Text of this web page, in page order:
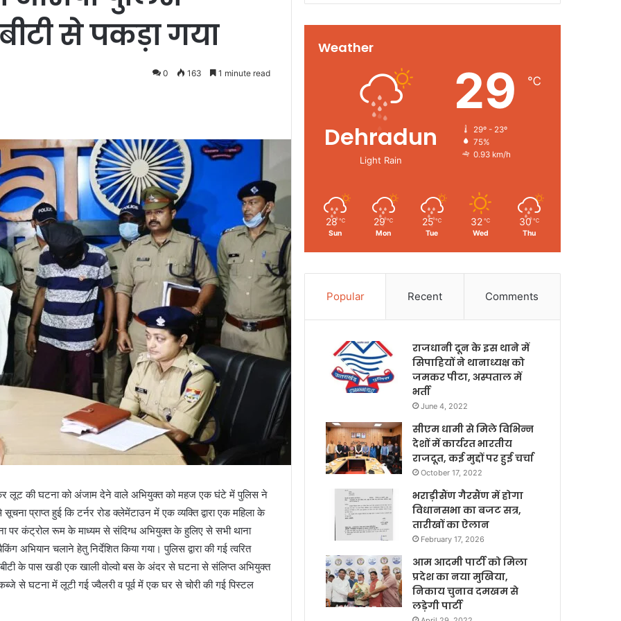
से पकड़ा गया
0 163 1 minute read
लूट की घटना को अंजाम देने वाले अभियुक्त को महज एक घंटे में पुलिस ने
प्राप्त हुई कि टर्नर रोड क्लेमेंटाउन में एक व्यक्ति द्वारा एक महिला के
कंट्रोल रूम के माध्यम से संदिग्ध अभियुक्त के हुलिए से सभी थाना
चलाने हेतु निर्देशित किया गया। पुलिस द्वारा की गई त्वरित
के पास खडी एक खाली वोल्वो बस के अंदर से घटना से संलिप्त अभियुक्त
से घटना में लूटी गई ज्वैलरी व पूर्व में एक घर से चोरी की गई पिस्टल
Weather
Dehradun
Light Rain
29 ℃
29º - 23º
75%
0.93 km/h
28 ℃
Sun
29 ℃
Mon
25 ℃
Tue
32 ℃
Wed
30 ℃
Thu
Popular Recent Comments
राजधानी दून के इस थाने में
सिपाहियों ने थानाध्यक्ष को
जमकर पीटा, अस्पताल में
भर्ती
June 4, 2022
सीएम धामी से मिले विभिन्न
देशों में कार्यरत भारतीय
राजदूत, कई मुद्दों पर हुई चर्चा
October 17, 2022
भराड़ीसैंण गैरसैंण में होगा
विधानसभा का बजट सत्र,
तारीखों का ऐलान
February 17, 2026
आम आदमी पार्टी को मिला
प्रदेश का नया मुखिया,
निकाय चुनाव दमखम से
लड़ेगी पार्टी